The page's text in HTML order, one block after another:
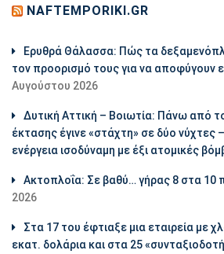
NAFTEMPORIKI.GR
Ερυθρά Θάλασσα: Πώς τα
τον προορισμό τους για να αποφύγουν
Αυγούστου 2026
Δυτική Αττική – Βοιωτία: Πάνω από
έκτασης έγινε «στάχτη» σε δύο
ενέργεια ισοδύναμη με έξι ατομικές
Ακτοπλοΐα: Σε βαθύ… γήρας 8 στα 10
2026
Στα 17 του έφτιαξε μια εταιρεία με
εκατ. δολάρια και στα 25